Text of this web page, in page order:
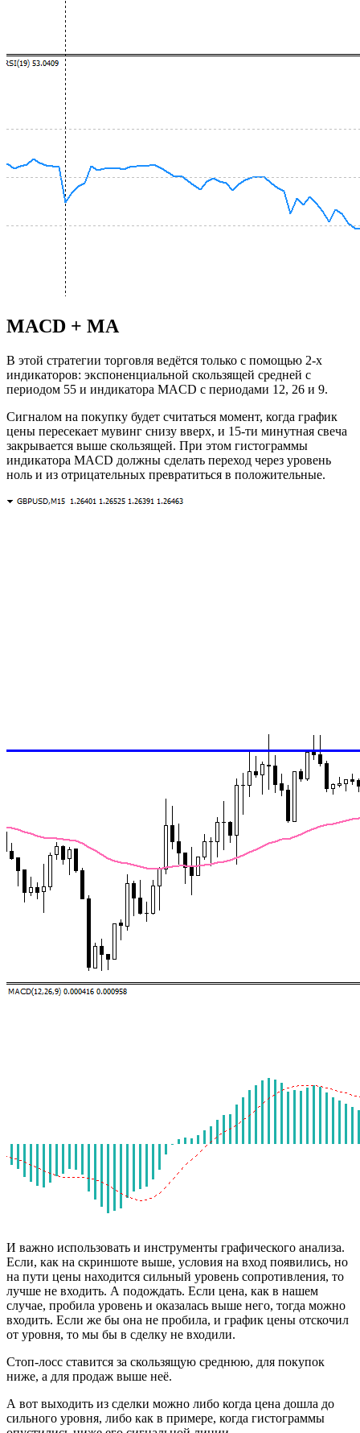
MACD + MA
В этой стратегии торговля ведётся только с помощью 2-х
индикаторов: экспоненциальной скользящей средней с
периодом 55 и индикатора MACD с периодами 12, 26 и 9.
Сигналом на покупку будет считаться момент, когда график
цены пересекает мувинг снизу вверх, и 15-ти минутная свеча
закрывается выше скользящей. При этом гистограммы
индикатора MACD должны сделать переход через уровень
ноль и из отрицательных превратиться в положительные.
И важно использовать и инструменты графического анализа.
Если, как на скриншоте выше, условия на вход появились, но
на пути цены находится сильный уровень сопротивления, то
лучше не входить. А подождать. Если цена, как в нашем
случае, пробила уровень и оказалась выше него, тогда можно
входить. Если же бы она не пробила, и график цены отскочил
от уровня, то мы бы в сделку не входили.
Стоп-лосс ставится за скользящую среднюю, для покупок
ниже, а для продаж выше неё.
А вот выходить из сделки можно либо когда цена дошла до
сильного уровня, либо как в примере, когда гистограммы